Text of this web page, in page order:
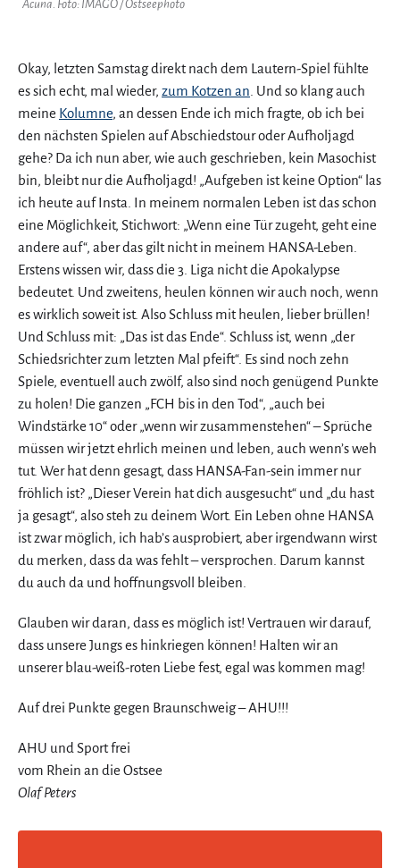
Acuna. Foto: IMAGO / Ostseephoto
Okay, letzten Samstag direkt nach dem Lautern-Spiel fühlte
es sich echt, mal wieder, zum Kotzen an . Und so klang auch
meine Kolumne, an dessen Ende ich mich fragte, ob ich bei
den nächsten Spielen auf Abschiedstour oder Aufholjagd
gehe? Da ich nun aber, wie auch geschrieben, kein Masochist
bin, bleibt nur die Aufholjagd! „Aufgeben ist keine Option“ las
ich heute auf Insta. In meinem normalen Leben ist das schon
eine Möglichkeit, Stichwort: „Wenn eine Tür zugeht, geht eine
andere auf“, aber das gilt nicht in meinem HANSA-Leben.
Erstens wissen wir, dass die 3. Liga nicht die Apokalypse
bedeutet. Und zweitens, heulen können wir auch noch, wenn
es wirklich soweit ist. Also Schluss mit heulen, lieber brüllen!
Und Schluss mit: „Das ist das Ende“. Schluss ist, wenn „der
Schiedsrichter zum letzten Mal pfeift“. Es sind noch zehn
Spiele, eventuell auch zwölf, also sind noch genügend Punkte
zu holen! Die ganzen „FCH bis in den Tod“, „auch bei
Windstärke 10“ oder „wenn wir zusammenstehen“ – Sprüche
müssen wir jetzt ehrlich meinen und leben, auch wenn’s weh
tut. Wer hat denn gesagt, dass HANSA-Fan-sein immer nur
fröhlich ist? „Dieser Verein hat dich ausgesucht“ und „du hast
ja gesagt“, also steh zu deinem Wort. Ein Leben ohne HANSA
ist zwar möglich, ich hab’s ausprobiert, aber irgendwann wirst
du merken, dass da was fehlt – versprochen. Darum kannst
du auch da und hoffnungsvoll bleiben.
Glauben wir daran, dass es möglich ist! Vertrauen wir darauf,
dass unsere Jungs es hinkriegen können! Halten wir an
unserer blau-weiß-roten Liebe fest, egal was kommen mag!
Auf drei Punkte gegen Braunschweig – AHU!!!
AHU und Sport frei
vom Rhein an die Ostsee
Olaf Peters